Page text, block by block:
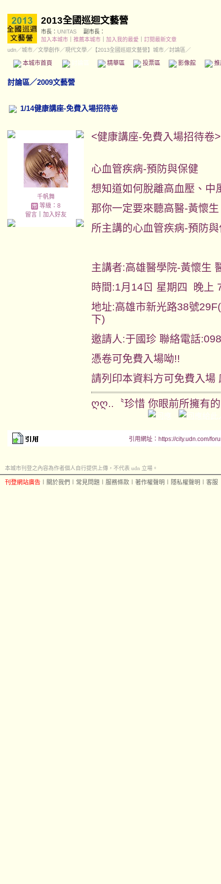
2013全國巡迴文藝營
市長： UNITAS
副市長：
加入本城市
推薦本城市 加入我的最愛
訂閱最新文章
udn／城市／文學創作／現代文學／ 【2013全國巡迴文藝營】城市／討論區／
本城市首頁 精華區 投票區 影像館
討論區／2009文藝營
1/14健康講座-免費入場招待卷
千帆舞
等級：8
留言｜ 加入好友
<健康講座-免費入場招待卷>
心血管疾病-預防與保健
想知道如何脫離高血壓、中
那你一定要來聽高醫-黃懷
所主講的心血管疾病-預防
主講者:高雄醫學院-黃懷生
時間:1月14ㄖ 星期四 晚上
地址:高雄市新光路38號
下)
邀請人:于國珍 聯絡電話
憑卷可免費入場呦!!
請列印本資料方可免費入場
ღღ..〝珍惜 你眼前所擁有
引用網址：https://city.udn.com/
本城市刊登之內容為作者個人自行提供上傳，不代表 udn 立場。
刊登網站廣告 關於我們 常見問題 服務條款 著作權聲明 隱私權聲明 客服